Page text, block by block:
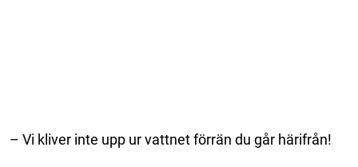
– Vi kliver inte upp ur vattnet förrän du går härifrån!